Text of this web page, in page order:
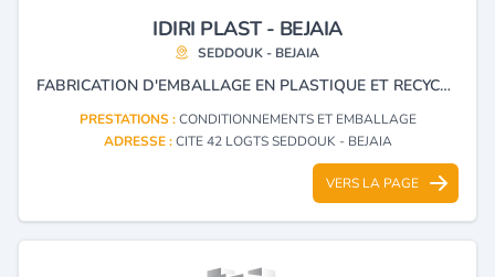
IDIRI PLAST - BEJAIA
SEDDOUK - BEJAIA
FABRICATION D'EMBALLAGE EN PLASTIQUE ET RECYCLAGE DE PLASTIQUE.
PRESTATIONS :CONDITIONNEMENTS ET EMBALLAGE
ADRESSE :CITE 42 LOGTS SEDDOUK - BEJAIA
VERS LA PAGE